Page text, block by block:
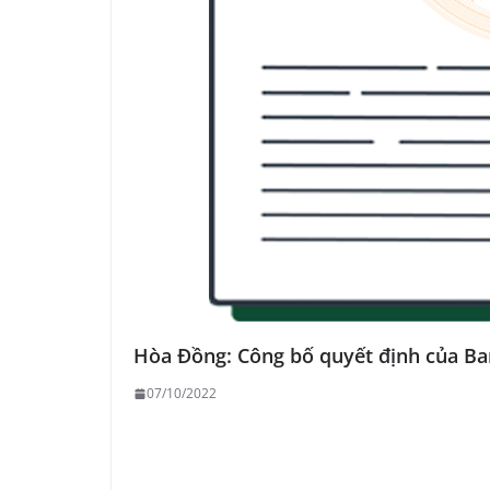
Hòa Đồng: Công bố quyết định của
07/10/2022